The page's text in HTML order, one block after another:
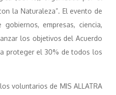
la Naturaleza”. El evento de
empresas, ciencia,
los objetivos del Acuerdo
proteger el 30% de todos los
voluntarios de MIS ALLATRA